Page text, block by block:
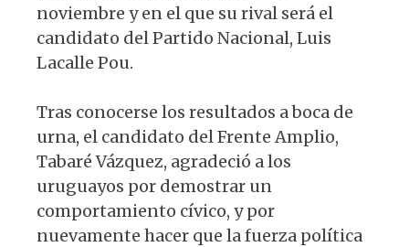
noviembre y en el que su rival será el
candidato del Partido Nacional, Luis
Lacalle Pou.
Tras conocerse los resultados a boca de
urna, el candidato del Frente Amplio,
Tabaré Vázquez, agradeció a los
uruguayos por demostrar un
comportamiento cívico, y por
nuevamente hacer que la fuerza política